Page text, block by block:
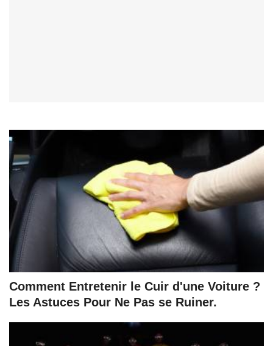
Comment Entretenir le Cuir d'une Voiture ?
Les Astuces Pour Ne Pas se Ruiner.